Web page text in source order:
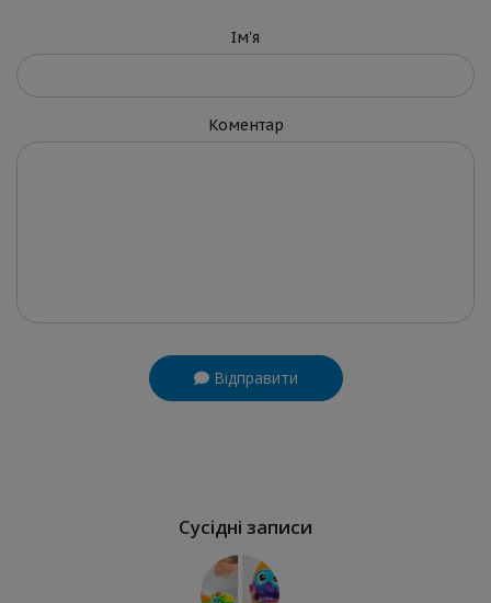
Ім'я
Коментар
Відправити
Сусідні записи